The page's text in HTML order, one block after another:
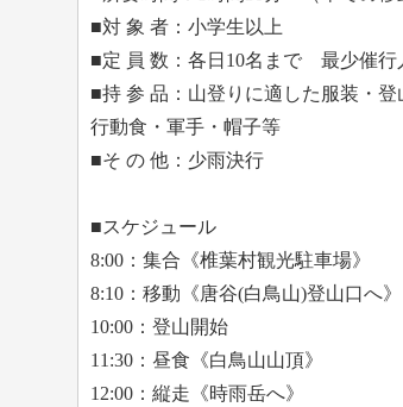
■対 象 者：小学生以上
■定 員 数：各日10名まで 最少催行
■持 参 品：山登りに適した服装・
行動食・軍手・帽子等
■そ の 他：少雨決行
■スケジュール
8:00：集合《椎葉村観光駐車場》
8:10：移動《唐谷(白鳥山)登山口へ》
10:00：登山開始
11:30：昼食《白鳥山山頂》
12:00：縦走《時雨岳へ》